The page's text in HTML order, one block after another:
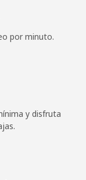
por minuto.
y disfruta